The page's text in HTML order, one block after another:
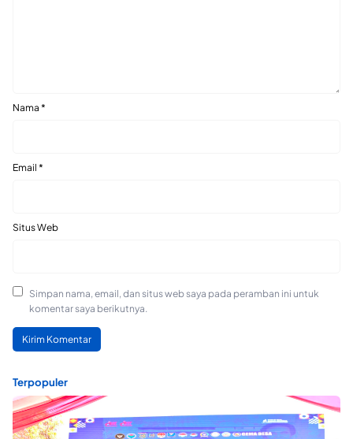
Nama *
Email *
Situs Web
Simpan nama, email, dan situs web saya pada peramban ini untuk
komentar saya berikutnya.
Terpopuler